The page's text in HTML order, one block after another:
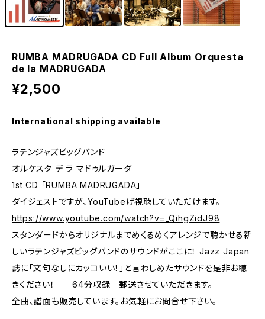
RUMBA MADRUGADA CD Full Album Orquesta
de la MADRUGADA
¥2,500
International shipping available
ラテンジャズビッグバンド
オルケスタ デ ラ マドゥルガーダ
1st CD 「RUMBA MADRUGADA」
ダイジェストですが、YouTubeげ視聴していただけます。
https://www.youtube.com/watch?v=_QihgZidJ98
スタンダードからオリジナルまでめくるめくアレンジで聴かせる新
しいラテンジャズビッグバンドのサウンドがここに！ Jazz Japan
誌に「文句なしにカッコいい！」と言わしめたサウンドを是非お聴
きください！ 64分収録 郵送させていただきます。
全曲、譜面も販売しています。お気軽にお問合せ下さい。